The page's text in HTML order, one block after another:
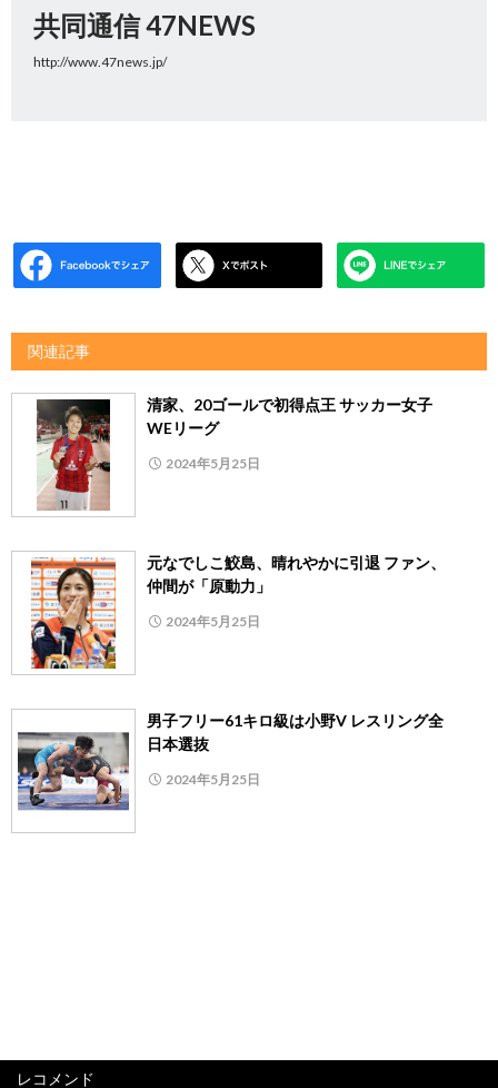
共同通信 47NEWS
http://www.47news.jp/
関連記事
清家、20ゴールで初得点王 サッカー女子
WEリーグ
2024年5月25日
元なでしこ鮫島、晴れやかに引退 ファン、
仲間が「原動力」
2024年5月25日
男子フリー61キロ級は小野V レスリング全
日本選抜
2024年5月25日
レコメンド